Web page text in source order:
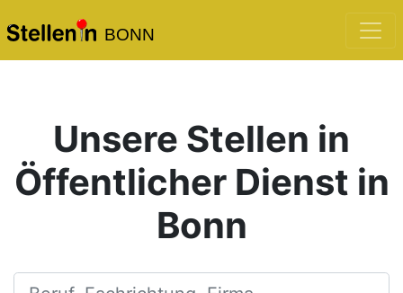
BONN
Unsere Stellen in
Öffentlicher Dienst in
Bonn
Beruf, Fachrichtung, Firma